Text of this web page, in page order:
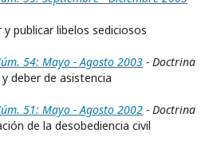
publicar libelos sediciosos
54: Mayo - Agosto 2003 - Doctrina
deber de asistencia
51: Mayo - Agosto 2002 - Doctrina
de la desobediencia civil